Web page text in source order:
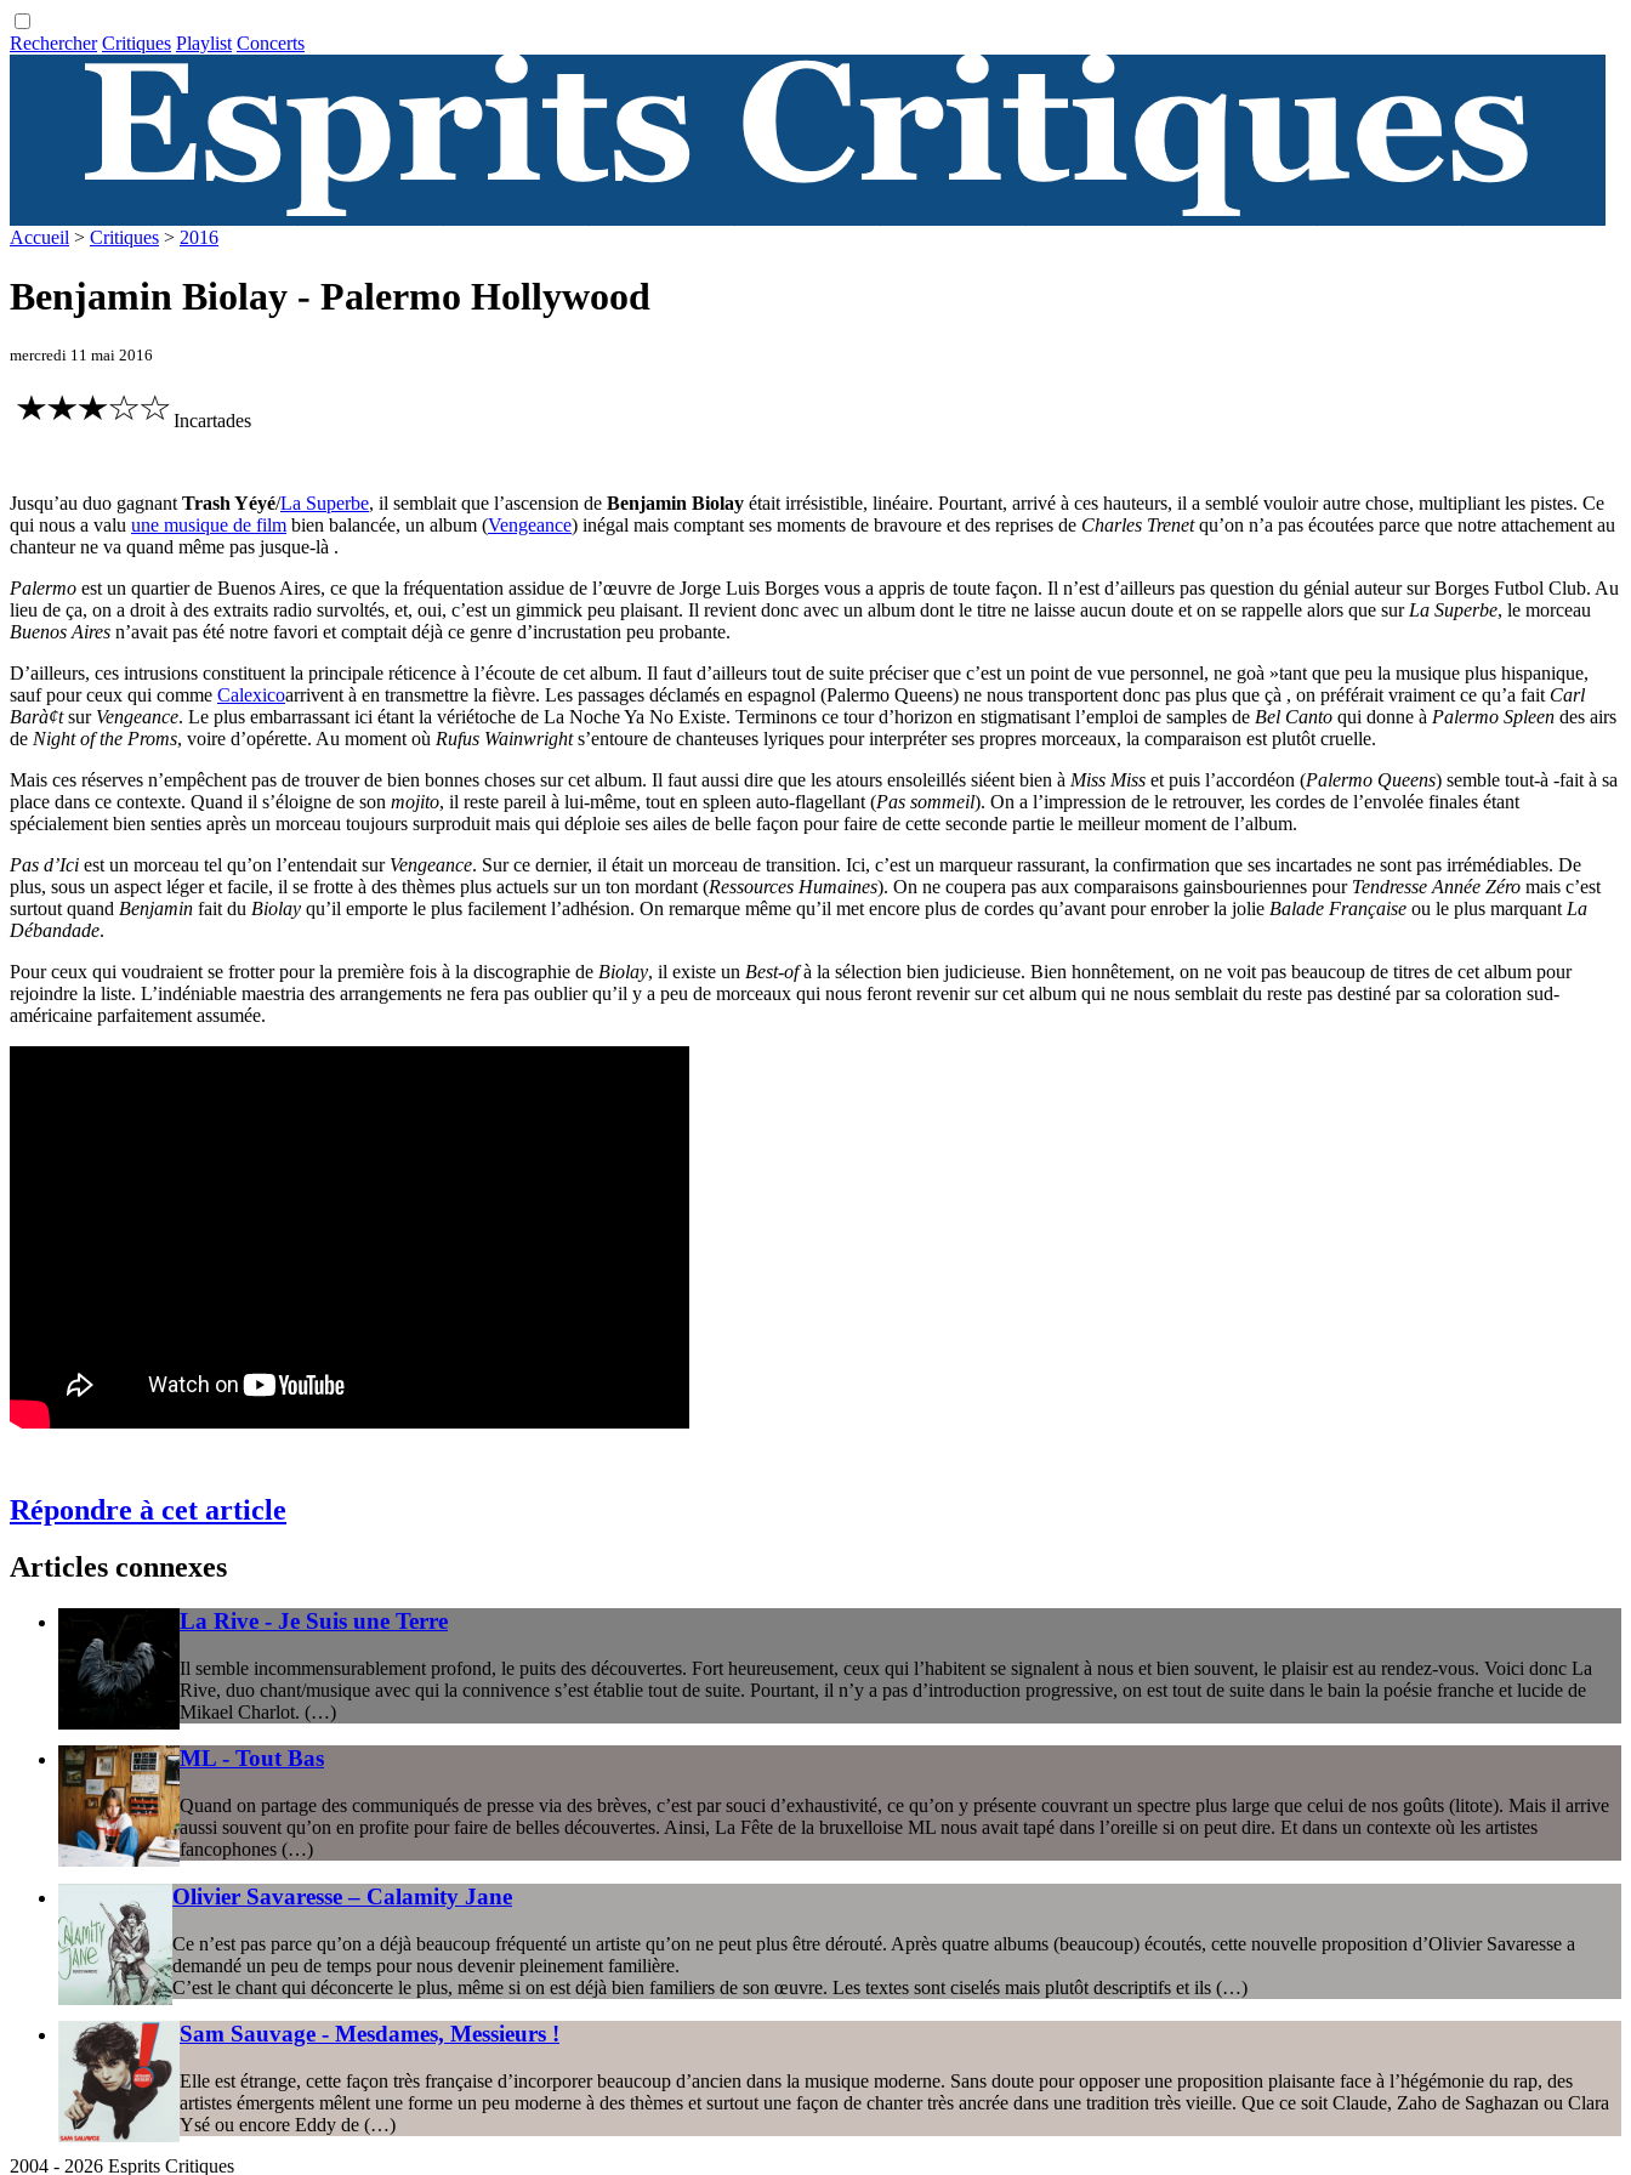
Rechercher Critiques Playlist Concerts
Accueil > Critiques > 2016
Benjamin Biolay - Palermo Hollywood
mercredi 11 mai 2016
Incartades
Jusqu’au duo gagnant Trash Yéyé/La Superbe, il semblait que l’ascension de Benjamin Biolay était irrésistible, linéaire. Pourtant, arrivé à ces hauteurs, il a semblé vouloir autre chose, multipliant les pistes. Ce
qui nous a valu une musique de film bien balancée, un album (Vengeance) inégal mais comptant ses moments de bravoure et des reprises de Charles Trenetqu’on n’a pas écoutées parce que notre attachement au
chanteur ne va quand même pas jusque-là .
Palermo est un quartier de Buenos Aires, ce que la fréquentation assidue de l’œuvre de Jorge Luis Borges vous a appris de toute façon. Il n’est d’ailleurs pas question du génial auteur sur Borges Futbol Club. Au
lieu de ça, on a droit à des extraits radio survoltés, et, oui, c’est un gimmick peu plaisant. Il revient donc avec un album dont le titre ne laisse aucun doute et on se rappelle alors que sur La Superbe, le morceau
Buenos Aires n’avait pas été notre favori et comptait déjà ce genre d’incrustation peu probante.
D’ailleurs, ces intrusions constituent la principale réticence à l’écoute de cet album. Il faut d’ailleurs tout de suite préciser que c’est un point de vue personnel, ne goà »tant que peu la musique plus hispanique,
sauf pour ceux qui comme Calexicoarrivent à en transmettre la fièvre. Les passages déclamés en espagnol (Palermo Queens) ne nous transportent donc pas plus que çà , on préférait vraiment ce qu’a fait Carl
Barà¢tsur Vengeance. Le plus embarrassant ici étant la vériétoche de La Noche Ya No Existe. Terminons ce tour d’horizon en stigmatisant l’emploi de samples de Bel Canto qui donne à Palermo Spleen des airs
de Night of the Proms, voire d’opérette. Au moment où Rufus Wainwrights’entoure de chanteuses lyriques pour interpréter ses propres morceaux, la comparaison est plutôt cruelle.
Mais ces réserves n’empêchent pas de trouver de bien bonnes choses sur cet album. Il faut aussi dire que les atours ensoleillés siéent bien à Miss Miss et puis l’accordéon (Palermo Queens) semble tout-à -fait à sa
place dans ce contexte. Quand il s’éloigne de son mojito, il reste pareil à lui-même, tout en spleen auto-flagellant (Pas sommeil). On a l’impression de le retrouver, les cordes de l’envolée finales étant
spécialement bien senties après un morceau toujours surproduit mais qui déploie ses ailes de belle façon pour faire de cette seconde partie le meilleur moment de l’album.
Pas d’Ici est un morceau tel qu’on l’entendait sur Vengeance. Sur ce dernier, il était un morceau de transition. Ici, c’est un marqueur rassurant, la confirmation que ses incartades ne sont pas irrémédiables. De
plus, sous un aspect léger et facile, il se frotte à des thèmes plus actuels sur un ton mordant (Ressources Humaines). On ne coupera pas aux comparaisons gainsbouriennes pour Tendresse Année Zéro mais c’est
surtout quand Benjamin fait du Biolay qu’il emporte le plus facilement l’adhésion. On remarque même qu’il met encore plus de cordes qu’avant pour enrober la jolie Balade Française ou le plus marquant La
Débandade.
Pour ceux qui voudraient se frotter pour la première fois à la discographie de Biolay, il existe un Best-ofà la sélection bien judicieuse. Bien honnêtement, on ne voit pas beaucoup de titres de cet album pour
rejoindre la liste. L’indéniable maestria des arrangements ne fera pas oublier qu’il y a peu de morceaux qui nous feront revenir sur cet album qui ne nous semblait du reste pas destiné par sa coloration sud-
américaine parfaitement assumée.
Répondre à cet article
Articles connexes
La Rive - Je Suis une Terre
Il semble incommensurablement profond, le puits des découvertes. Fort heureusement, ceux qui l’habitent se signalent à nous et bien souvent, le plaisir est au rendez-vous. Voici donc La
Rive, duo chant/musique avec qui la connivence s’est établie tout de suite. Pourtant, il n’y a pas d’introduction progressive, on est tout de suite dans le bain la poésie franche et lucide de
Mikael Charlot. (…)
ML - Tout Bas
Quand on partage des communiqués de presse via des brèves, c’est par souci d’exhaustivité, ce qu’on y présente couvrant un spectre plus large que celui de nos goûts (litote). Mais il arrive
aussi souvent qu’on en profite pour faire de belles découvertes. Ainsi, La Fête de la bruxelloise ML nous avait tapé dans l’oreille si on peut dire. Et dans un contexte où les artistes
fancophones (…)
Olivier Savaresse – Calamity Jane
Ce n’est pas parce qu’on a déjà beaucoup fréquenté un artiste qu’on ne peut plus être dérouté. Après quatre albums (beaucoup) écoutés, cette nouvelle proposition d’Olivier Savaresse a
demandé un peu de temps pour nous devenir pleinement familière.
C’est le chant qui déconcerte le plus, même si on est déjà bien familiers de son œuvre. Les textes sont ciselés mais plutôt descriptifs et ils (…)
Sam Sauvage - Mesdames, Messieurs !
Elle est étrange, cette façon très française d’incorporer beaucoup d’ancien dans la musique moderne. Sans doute pour opposer une proposition plaisante face à l’hégémonie du rap, des
artistes émergents mêlent une forme un peu moderne à des thèmes et surtout une façon de chanter très ancrée dans une tradition très vieille. Que ce soit Claude, Zaho de Saghazan ou Clara
Ysé ou encore Eddy de (…)
2004 - 2026 Esprits Critiques